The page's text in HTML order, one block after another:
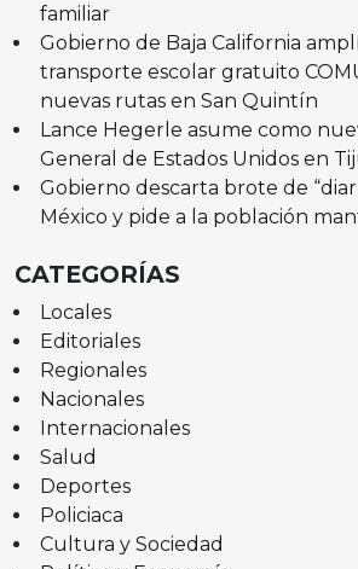
familiar
Gobierno de Baja California
transporte escolar gratuito
nuevas rutas en San Quintín
Lance Hegerle asume como
General de Estados Unidos en
Gobierno descarta brote de
México y pide a la población
CATEGORÍAS
Locales
Editoriales
Regionales
Nacionales
Internacionales
Salud
Deportes
Policiaca
Cultura y Sociedad